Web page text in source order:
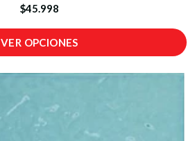
$45.998
VER OPCIONES